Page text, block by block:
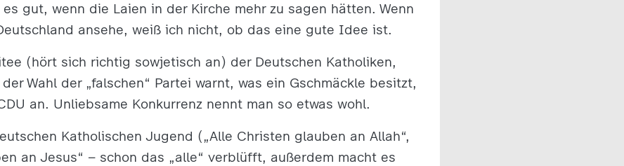
gut, wenn die Laien in der Kirche mehr zu sagen hätten. Wenn
ansehe, weiß ich nicht, ob das eine gute Idee ist.
(hört sich richtig sowjetisch an) der Deutschen Katholiken,
Wahl der „falschen“ Partei warnt, was ein Gschmäckle besitzt,
an. Unliebsame Konkurrenz nennt man so etwas wohl.
Katholischen Jugend („Alle Christen glauben an Allah“,
an Jesus“ – schon das „alle“ verblüfft, außerdem macht es